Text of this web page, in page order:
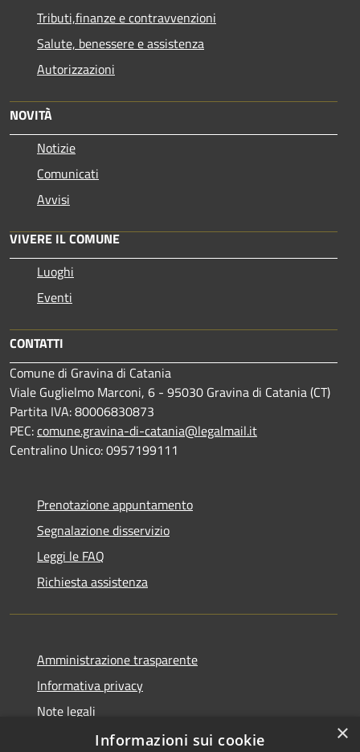
Tributi,finanze e contravvenzioni
Salute, benessere e assistenza
Autorizzazioni
NOVITÀ
Notizie
Comunicati
Avvisi
VIVERE IL COMUNE
Luoghi
Eventi
CONTATTI
Comune di Gravina di Catania
Viale Guglielmo Marconi, 6 - 95030 Gravina di Catania (CT)
Partita IVA: 80006830873
PEC:comune.gravina-di-catania@legalmail.it
Centralino Unico: 0957199111
Prenotazione appuntamento
Segnalazione disservizio
Leggi le FAQ
Richiesta assistenza
Amministrazione trasparente
Informativa privacy
Note legali
Dichiarazione di accessibilità
×
Informazioni sui cookie